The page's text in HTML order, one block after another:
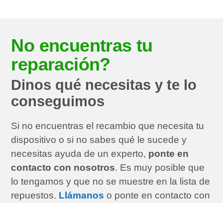
No encuentras tu
reparación?
Dinos qué necesitas y te lo
conseguimos
Si no encuentras el recambio que necesita tu
dispositivo o si no sabes qué le sucede y
necesitas ayuda de un experto, ponte en
contacto con nosotros. Es muy posible que
lo tengamos y que no se muestre en la lista de
repuestos. Llámanos o ponte en contacto con